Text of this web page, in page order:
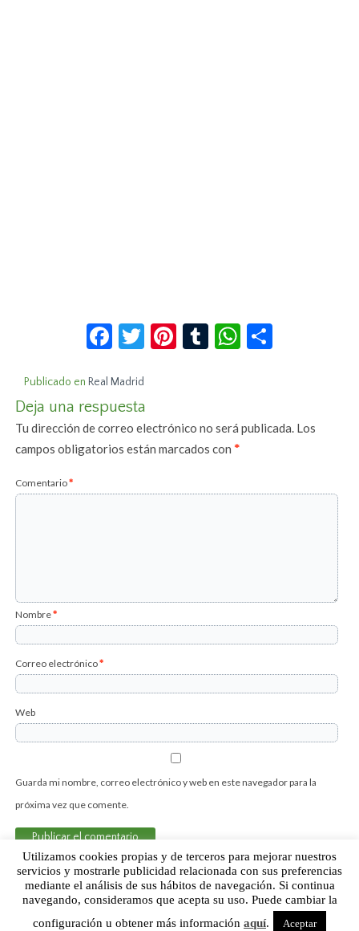
Facebook
Twitter
Pinterest
TumblrWhatsApp
Publicado en Real Madrid
Deja una respuesta
Tu dirección de correo electrónico no será publicada. Los
campos obligatorios están marcados con*
Comentario*
Nombre*
Correo electrónico*
Web
Guarda mi nombre, correo electrónico y web en este navegador para la
próxima vez que comente.
Sobre Humor Fútbol Club | Aviso legal |Contacto
Utilizamos cookies propias y de terceros para mejorar nuestros
servicios y mostrarle publicidad relacionada con sus preferencias
mediante el análisis de sus hábitos de navegación. Si continua
navegando, consideramos que acepta su uso. Puede cambiar la
configuración u obtener más información aquí. Aceptar